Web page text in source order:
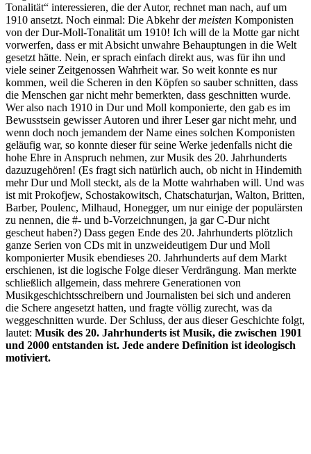
Tonalität“ interessieren, die der Autor, rechnet man nach, auf um
1910 ansetzt. Noch einmal: Die Abkehr dermeisten Komponisten
von der Dur-Moll-Tonalität um 1910! Ich will de la Motte gar nicht
vorwerfen, dass er mit Absicht unwahre Behauptungen in die Welt
gesetzt hätte. Nein, er sprach einfach direkt aus, was für ihn und
viele seiner Zeitgenossen Wahrheit war. So weit konnte es nur
kommen, weil die Scheren in den Köpfen so sauber schnitten, dass
die Menschen gar nicht mehr bemerkten, dass geschnitten wurde.
Wer also nach 1910 in Dur und Moll komponierte, den gab es im
Bewusstsein gewisser Autoren und ihrer Leser gar nicht mehr, und
wenn doch noch jemandem der Name eines solchen Komponisten
geläufig war, so konnte dieser für seine Werke jedenfalls nicht die
hohe Ehre in Anspruch nehmen, zur Musik des 20. Jahrhunderts
dazuzugehören! (Es fragt sich natürlich auch, ob nicht in Hindemith
mehr Dur und Moll steckt, als de la Motte wahrhaben will. Und was
ist mit Prokofjew, Schostakowitsch, Chatschaturjan, Walton, Britten,
Barber, Poulenc, Milhaud, Honegger, um nur einige der populärsten
zu nennen, die #- und b-Vorzeichnungen, ja gar C-Dur nicht
gescheut haben?) Dass gegen Ende des 20. Jahrhunderts plötzlich
ganze Serien von CDs mit in unzweideutigem Dur und Moll
komponierter Musik ebendieses 20. Jahrhunderts auf dem Markt
erschienen, ist die logische Folge dieser Verdrängung. Man merkte
schließlich allgemein, dass mehrere Generationen von
Musikgeschichtsschreibern und Journalisten bei sich und anderen
die Schere angesetzt hatten, und fragte völlig zurecht, was da
weggeschnitten wurde. Der Schluss, der aus dieser Geschichte folgt,
lautet: Musik des 20. Jahrhunderts ist Musik, die zwischen 1901
und 2000 entstanden ist. Jede andere Definition ist ideologisch
motiviert.